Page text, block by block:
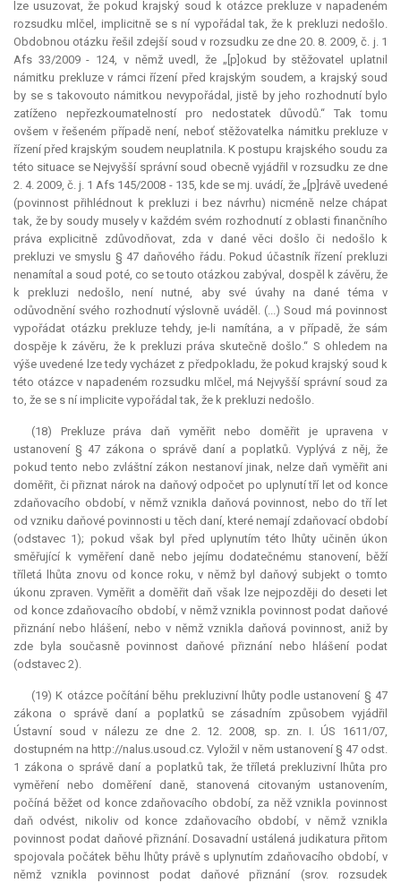
lze usuzovat, že pokud krajský soud k otázce prekluzev napadeném
rozsudku mlčel, implicitně se s ní vypořádal tak, že k prekluzi nedošlo.
Obdobnou otázku řešil zdejší soud v rozsudku ze dne 20. 8. 2009, č. j. 1
Afs 33/2009 - 124, v němž uvedl, že „[p]okud by stěžovatel uplatnil
námitku prekluzev rámci řízení před krajským soudem, a krajský soud
by se s takovouto námitkou nevypořádal, jistě by jeho rozhodnutí bylo
zatíženo nepřezkoumatelností pro nedostatek důvodů.“ Tak tomu
ovšem v řešeném případě není, neboť stěžovatelka námitkuprekluze v
řízení před krajským soudem neuplatnila. K postupu krajského soudu za
této situace se Nejvyšší správní soud obecně vyjádřil v rozsudku ze dne
2. 4. 2009, č. j. 1 Afs 145/2008 - 135, kde se mj. uvádí, že „[p]rávě uvedené
(povinnost přihlédnout k prekluzi i bez návrhu) nicméně nelze chápat
tak, že by soudy musely v každém svém rozhodnutí z oblasti finančního
práva explicitně zdůvodňovat, zda v dané věci došlo či nedošlo k
prekluzi ve smyslu § 47 daňového řádu. Pokud účastník řízení prekluzi
nenamítal a soud poté, co se touto otázkou zabýval, dospěl k závěru, že
k prekluzi nedošlo, není nutné, aby své úvahy na dané téma v
odůvodnění svého rozhodnutí výslovně uváděl. (...) Soud má povinnost
vypořádat otázkuprekluze tehdy, je-li namítána, a v případě, že sám
dospěje k závěru, že k prekluzi práva skutečně došlo.“ S ohledem na
výše uvedené lze tedy vycházet z předpokladu, že pokud krajský soud k
této otázce v napadeném rozsudku mlčel, má Nejvyšší správní soud za
to, že se s ní implicite vypořádal tak, že k prekluzi nedošlo.
(18) Prekluzepráva daň vyměřit nebo doměřit je upravena v
ustanovení § 47 zákona o správě daní a poplatků. Vyplývá z něj, že
pokud tento nebo zvláštní zákon nestanoví jinak, nelze daň vyměřit ani
doměřit, či přiznat nárok na daňový odpočet po uplynutí tří let od konce
zdaňovacího období, v němž vznikla daňová povinnost, nebo do tří let
od vzniku daňové povinnosti u těch daní, které nemají zdaňovací období
(odstavec 1); pokud však byl před uplynutím této lhůty učiněn úkon
směřující k vyměření daně nebo jejímu dodatečnému stanovení, běží
tříletá lhůta znovu od konce roku, v němž byl daňový subjekt o tomto
úkonu zpraven. Vyměřit a doměřit daň však lze nejpozději do deseti let
od konce zdaňovacího období, v němž vznikla povinnost podat daňové
přiznání nebo hlášení, nebo v němž vznikla daňová povinnost, aniž by
zde byla současně povinnost daňové přiznání nebo hlášení podat
(odstavec 2).
(19) K otázce počítání běhu prekluzivní lhůty podle ustanovení § 47
zákona o správě daní a poplatků se zásadním způsobem vyjádřil
Ústavní soud v nálezu ze dne 2. 12. 2008, sp. zn. I. ÚS 1611/07,
dostupném na http://nalus.usoud.cz. Vyložil v něm ustanovení § 47 odst.
1 zákona o správě daní a poplatků tak, že tříletá prekluzivní lhůta pro
vyměření nebo doměření daně, stanovená citovaným ustanovením,
počíná běžet od konce zdaňovacího období, za něž vznikla povinnost
daň odvést, nikoliv od konce zdaňovacího období, v němž vznikla
povinnost podat daňové přiznání. Dosavadní ustálenájudikatura přitom
spojovala počátek běhu lhůty právě s uplynutím zdaňovacího období, v
němž vznikla povinnost podat daňové přiznání (srov. rozsudek